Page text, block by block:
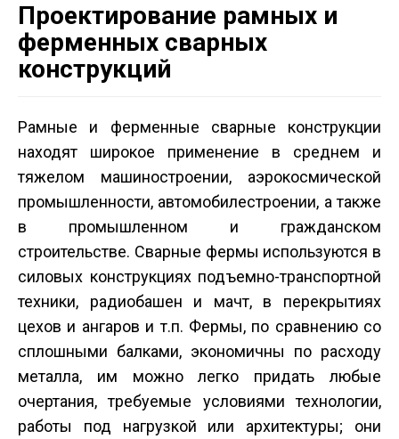
Проектирование рамных и
ферменных сварных
конструкций
Рамные и ферменные сварные конструкции
находят широкое применение в среднем и
тяжелом машиностроении, аэрокосмической
промышленности, автомобилестроении, а также
в промышленном и гражданском
строительстве. Сварные фермы используются в
силовых конструкциях подъемно-транспортной
техники, радиобашен и мачт, в перекрытиях
цехов и ангаров и т.п. Фермы, по сравнению со
сплошными балками, экономичны по расходу
металла, им можно легко придать любые
очертания, требуемые условиями технологии,
работы под нагрузкой или архитектуры; они